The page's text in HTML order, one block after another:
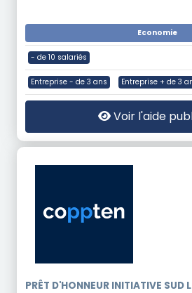
Economie
- de 10 salariés
Entreprise - de 3 ans Entreprise + de 3
Voir l'aide
PRÊT D'HONNEUR INITIATIVE SUD